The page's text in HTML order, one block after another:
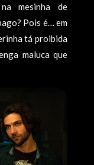
mesinha de
Pois é… em
tá proibida
maluca que